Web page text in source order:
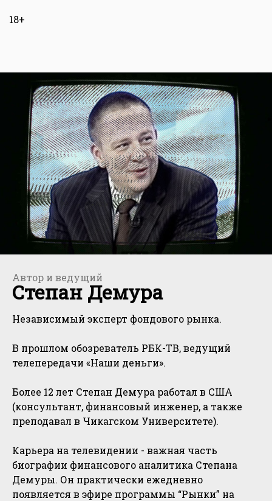
18+
Автор и ведущий
Степан Демура
Независимый эксперт фондового рынка.
В прошлом обозреватель РБК-ТВ, ведущий
телепередачи «Наши деньги».
Более 12 лет Степан Демура работал в США
(консультант, финансовый инженер, а также
преподавал в Чикагском Университете).
Карьера на телевидении - важная часть
биографии финансового аналитика Степана
Демуры. Он практически ежедневно
появляется в эфире программы “Рынки” на